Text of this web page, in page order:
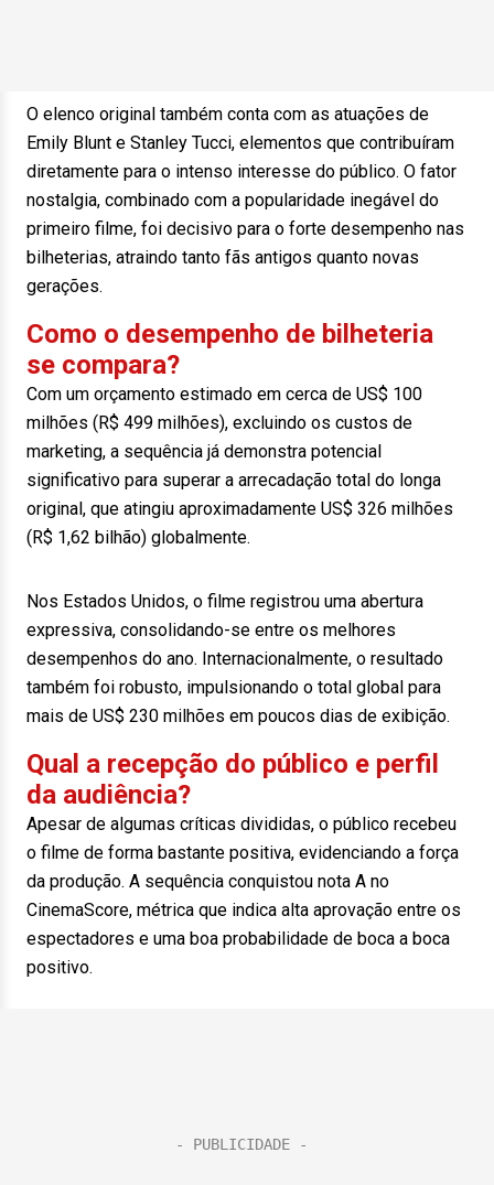
O elenco original também conta com as atuações de
Emily Blunt e Stanley Tucci, elementos que contribuíram
diretamente para o intenso interesse do público. O fator
nostalgia, combinado com a popularidade inegável do
primeiro filme, foi decisivo para o forte desempenho nas
bilheterias, atraindo tanto fãs antigos quanto novas
gerações.
Como o desempenho de bilheteria
se compara?
Com um orçamento estimado em cerca de US$ 100
milhões (R$ 499 milhões), excluindo os custos de
marketing, a sequência já demonstra potencial
significativo para superar a arrecadação total do longa
original, que atingiu aproximadamente US$ 326 milhões
(R$ 1,62 bilhão) globalmente.
Nos Estados Unidos, o filme registrou uma abertura
expressiva, consolidando-se entre os melhores
desempenhos do ano. Internacionalmente, o resultado
também foi robusto, impulsionando o total global para
mais de US$ 230 milhões em poucos dias de exibição.
Qual a recepção do público e perfil
da audiência?
Apesar de algumas críticas divididas, o público recebeu
o filme de forma bastante positiva, evidenciando a força
da produção. A sequência conquistou nota A no
CinemaScore, métrica que indica alta aprovação entre os
espectadores e uma boa probabilidade de boca a boca
positivo.